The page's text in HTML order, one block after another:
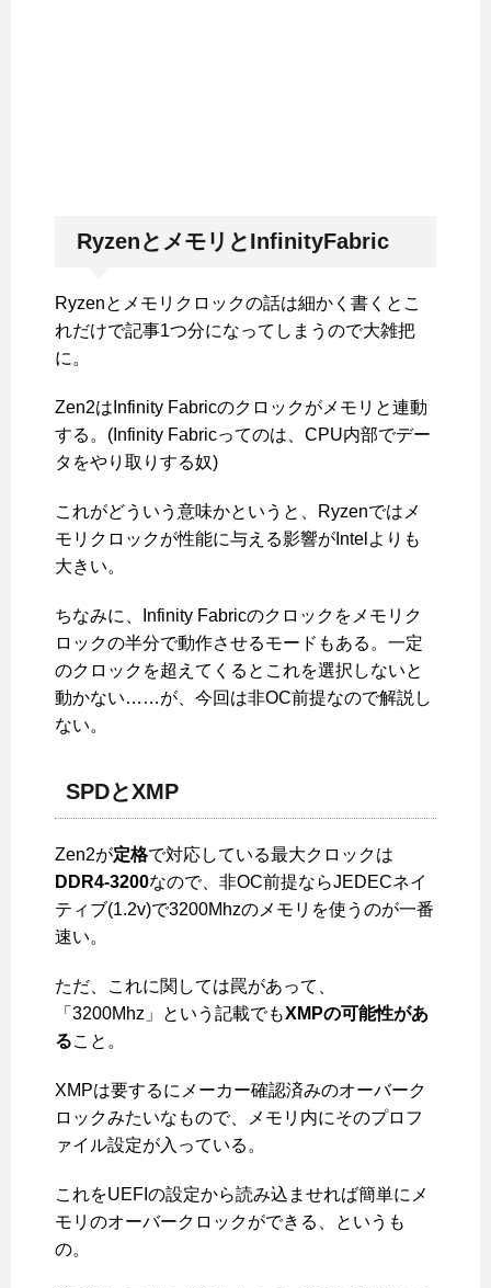
RyzenとメモリとInfinityFabric
Ryzenとメモリクロックの話は細かく書くとこ
れだけで記事1つ分になってしまうので大雑把
に。
Zen2はInfinity Fabricのクロックがメモリと連動
する。(Infinity Fabricってのは、CPU内部でデー
タをやり取りする奴)
これがどういう意味かというと、Ryzenではメ
モリクロックが性能に与える影響がIntelよりも
大きい。
ちなみに、Infinity Fabricのクロックをメモリク
ロックの半分で動作させるモードもある。一定
のクロックを超えてくるとこれを選択しないと
動かない……が、今回は非OC前提なので解説し
ない。
SPDとXMP
Zen2が定格で対応している最大クロックは
DDR4-3200なので、非OC前提ならJEDECネイ
ティブ(1.2v)で3200Mhzのメモリを使うのが一番
速い。
ただ、これに関しては罠があって、
「3200Mhz」という記載でもXMPの可能性があ
ること。
XMPは要するにメーカー確認済みのオーバーク
ロックみたいなもので、メモリ内にそのプロフ
ァイル設定が入っている。
これをUEFIの設定から読み込ませれば簡単にメ
モリのオーバークロックができる、というも
の。